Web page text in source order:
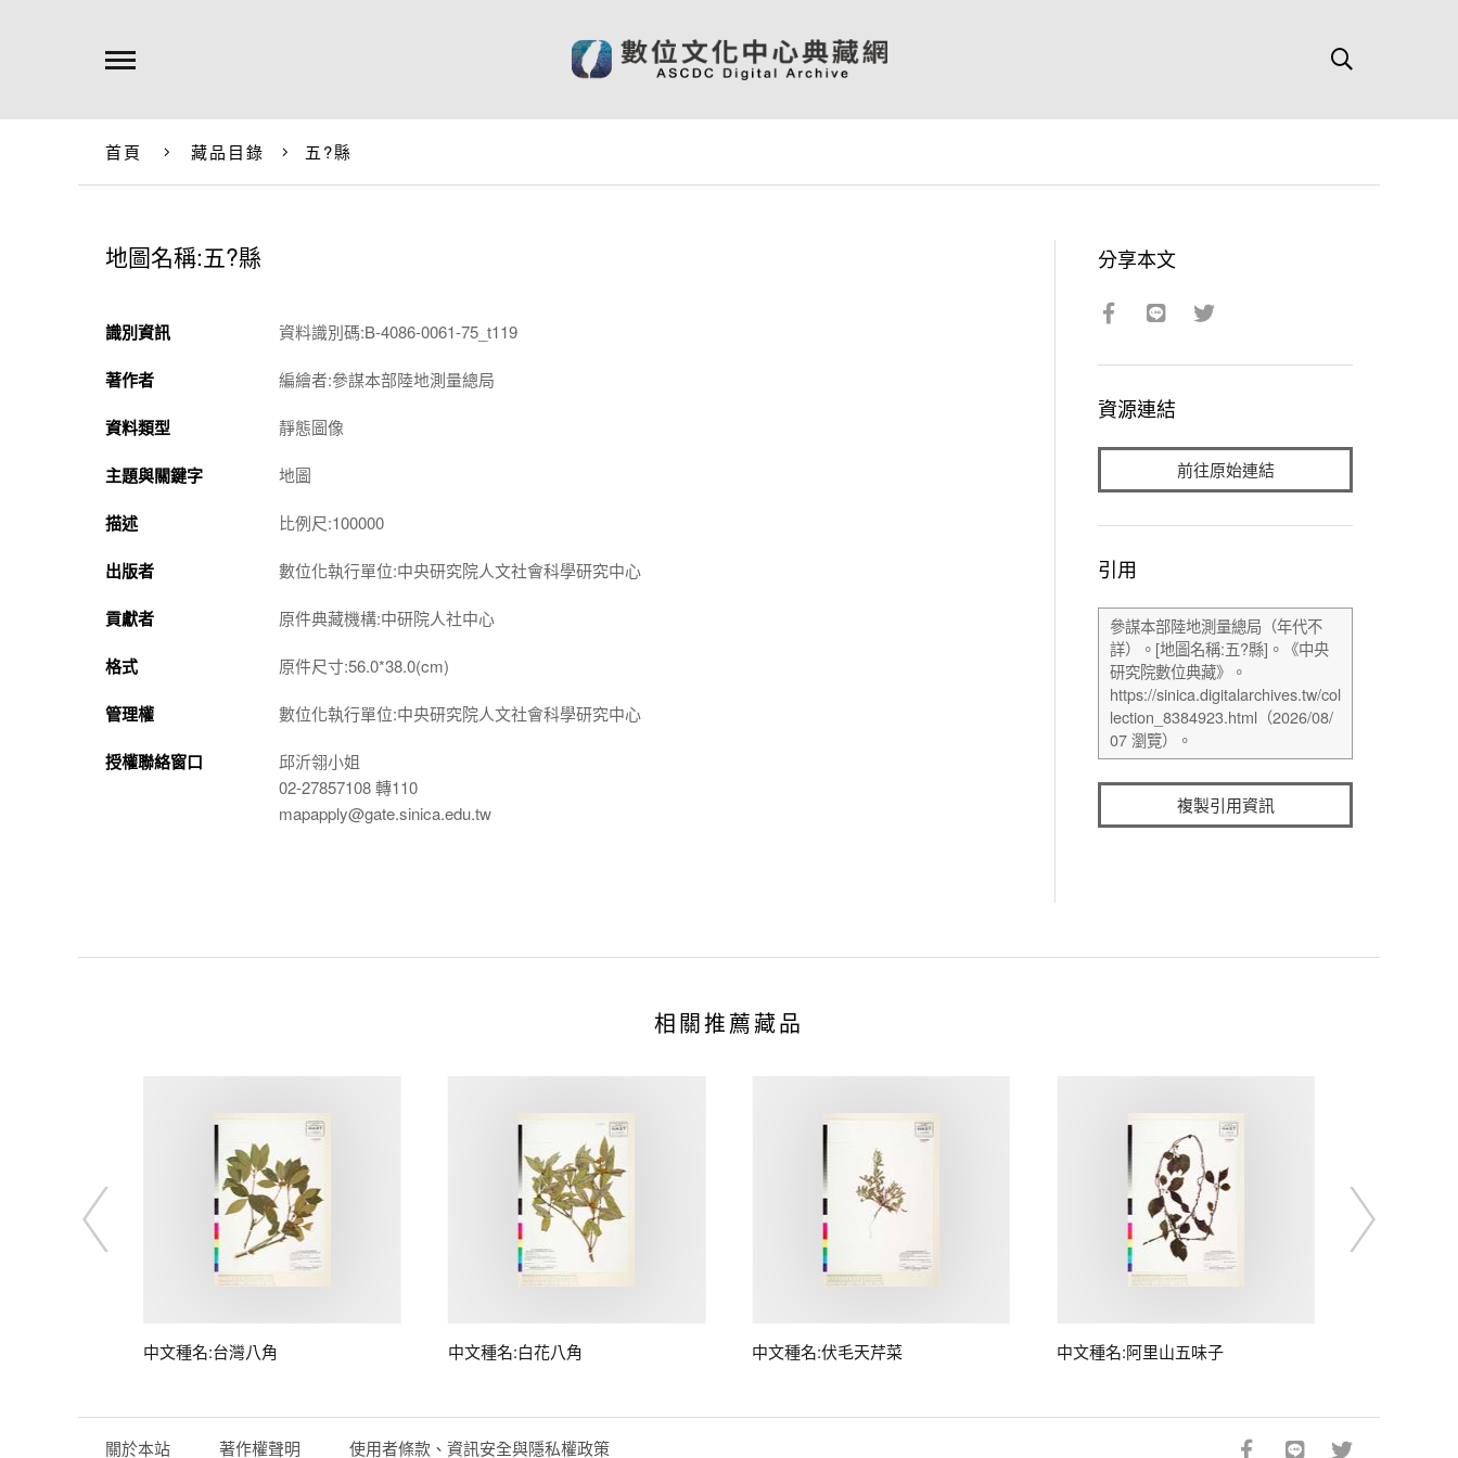
首頁 藏品目錄 五?縣
地圖名稱:五?縣
識別資訊 資料識別碼:B-4086-0061-75_t119
著作者 編繪者:參謀本部陸地測量總局
資料類型 靜態圖像
主題與關鍵字 地圖
描述 比例尺:100000
出版者 數位化執行單位:中央研究院人文社會科學研究中心
貢獻者 原件典藏機構:中研院人社中心
格式 原件尺寸:56.0*38.0(cm)
管理權 數位化執行單位:中央研究院人文社會科學研究中心
授權聯絡窗口
邱沂翎小姐
02-27857108 轉110
mapapply@gate.sinica.edu.tw
分享本文
資源連結
前往原始連結
引用
複製引用資訊
相關推薦藏品
中文種名:台灣八角 中文種名:白花八角 中文種名:伏毛天芹菜 中文種名:阿里山五味子
關於本站 著作權聲明 使用者條款、資訊安全與隱私權政策